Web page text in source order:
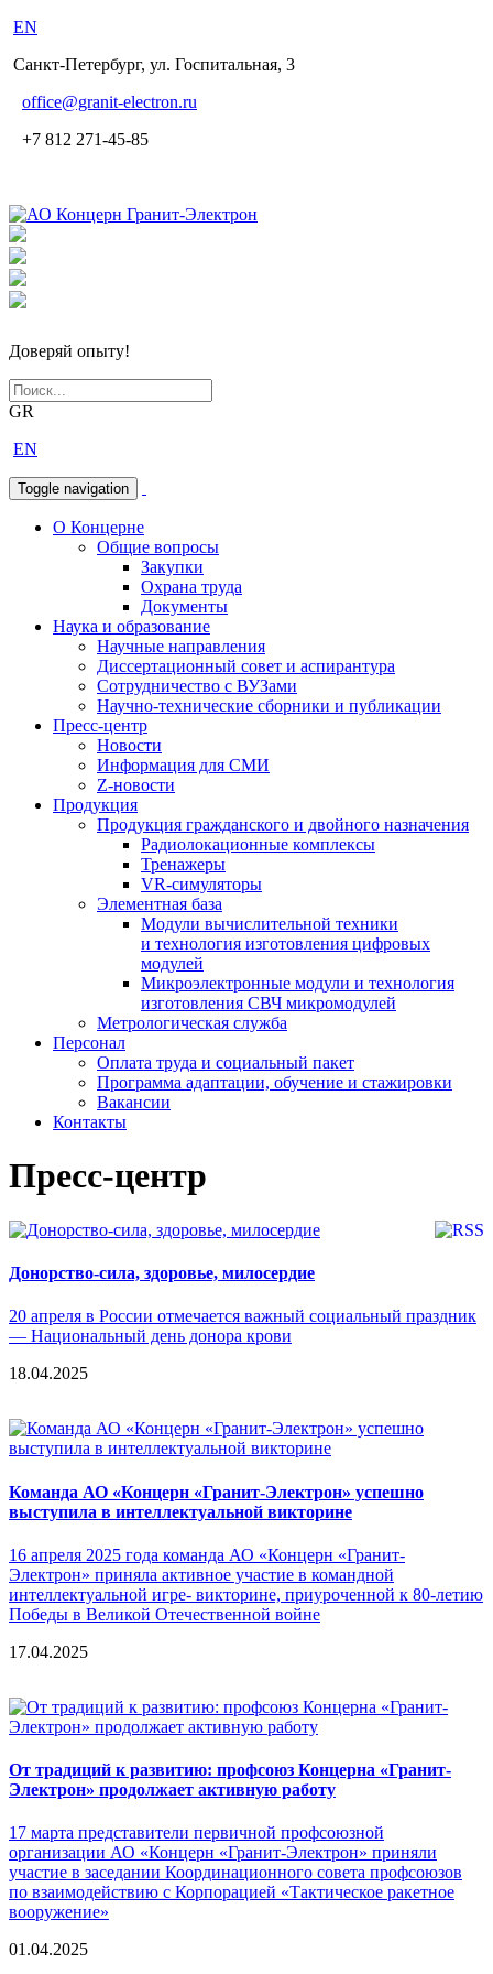
EN
Санкт-Петербург, ул. Госпитальная, 3
office@granit-electron.ru
+7 812 271-45-85
Доверяй опыту!
GR
EN
Toggle navigation
О Концерне
Общие вопросы
Закупки
Охрана труда
Документы
Наука и образование
Научные направления
Диссертационный совет и аспирантура
Сотрудничество с ВУЗами
Научно-технические сборники и публикации
Пресс-центр
Новости
Информация для СМИ
Z-новости
Продукция
Продукция гражданского и двойного назначения
Радиолокационные комплексы
Тренажеры
VR-симуляторы
Элементная база
Модули вычислительной техники
и технология изготовления цифровых
модулей
Микроэлектронные модули и технология
изготовления СВЧ микромодулей
Метрологическая служба
Персонал
Оплата труда и социальный пакет
Программа адаптации, обучение и стажировки
Вакансии
Контакты
Пресс-центр
Донорство-сила, здоровье, милосердие
20 апреля в России отмечается важный социальный праздник
— Национальный день донора крови
18.04.2025
Команда АО «Концерн «Гранит-Электрон» успешно
выступила в интеллектуальной викторине
16 апреля 2025 года команда АО «Концерн «Гранит-
Электрон» приняла активное участие в командной
интеллектуальной игре- викторине, приуроченной к 80-летию
Победы в Великой Отечественной войне
17.04.2025
От традиций к развитию: профсоюз Концерна «Гранит-
Электрон» продолжает активную работу
17 марта представители первичной профсоюзной
организации АО «Концерн «Гранит-Электрон» приняли
участие в заседании Координационного совета профсоюзов
по взаимодействию с Корпорацией «Тактическое ракетное
вооружение»
01.04.2025